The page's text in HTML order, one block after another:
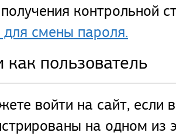
контрольной
смены пароля.
как пользователь
войти на сайт, если
на одном из